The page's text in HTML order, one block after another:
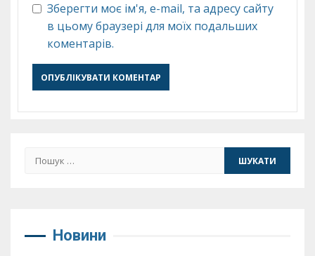
Зберегти моє ім'я, e-mail, та адресу сайту
в цьому браузері для моїх подальших
коментарів.
Пошук:
Новини